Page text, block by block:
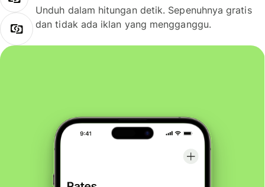
Unduh dalam hitungan detik. Sepenuhnya gratis
dan tidak ada iklan yang mengganggu.